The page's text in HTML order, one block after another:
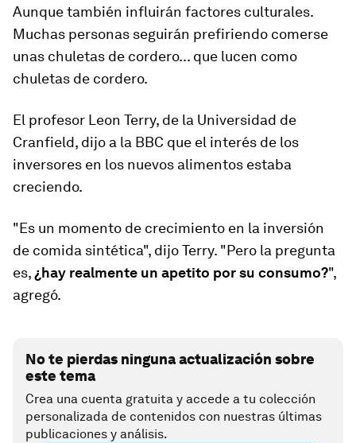
Aunque también influirán factores culturales.
Muchas personas seguirán prefiriendo comerse
unas chuletas de cordero... que lucen como
chuletas de cordero.
El profesor Leon Terry, de la Universidad de
Cranfield, dijo a la BBC que el interés de los
inversores en los nuevos alimentos estaba
creciendo.
"Es un momento de crecimiento en la inversión
de comida sintética", dijo Terry. "Pero la pregunta
es,¿hay realmente un apetito por su consumo?",
agregó.
No te pierdas ninguna actualización sobre
este tema
Crea una cuenta gratuita y accede a tu colección
personalizada de contenidos con nuestras últimas
publicaciones y análisis.